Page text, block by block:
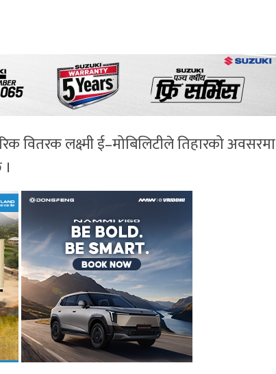
वितरक लक्ष्मी ई–मोबिलिटीले तिहारको अवसरमा